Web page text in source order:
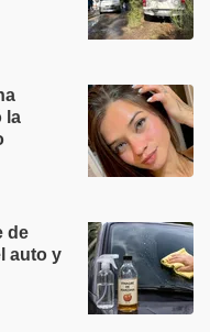
la
de
auto y